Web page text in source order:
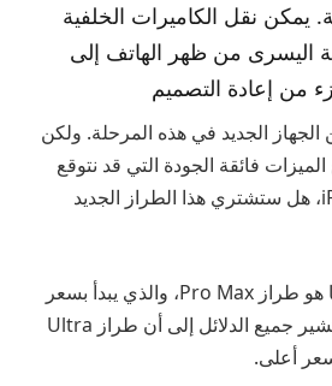
بوصة. يمكن نقل الكاميرات الخلفية
اليسرى من ظهر الهاتف إلى
من إعادة التصميم
الجديد في هذه المرحلة. ولكن
فائقة الجودة التي قد نتوقع
رؤيتها في iPhone Ultra، هل ستشتري هذا الطراز الجديد
أغلى جهاز iPhone حاليًا هو طراز Pro Max، والذي يبدأ بسعر
1199 دولارًا. ومع ذلك، تشير جميع الدلائل إلى أن طراز Ultra
أعلى.